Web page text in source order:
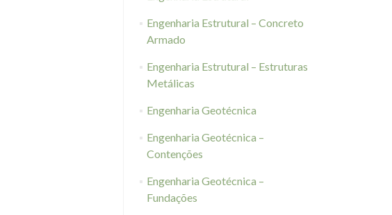
Engenharia Estrutural – Concreto
Armado
Engenharia Estrutural – Estruturas
Metálicas
Engenharia Geotécnica
Engenharia Geotécnica –
Contenções
Engenharia Geotécnica –
Fundações